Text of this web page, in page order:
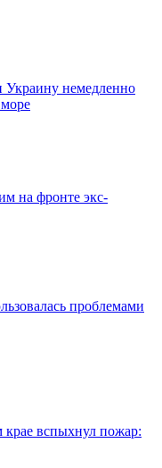
Украину немедленно
на фронте экс-
проблемами
вспыхнул пожар: